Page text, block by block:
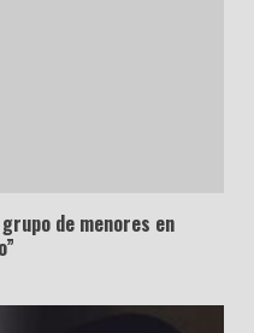
de menores en